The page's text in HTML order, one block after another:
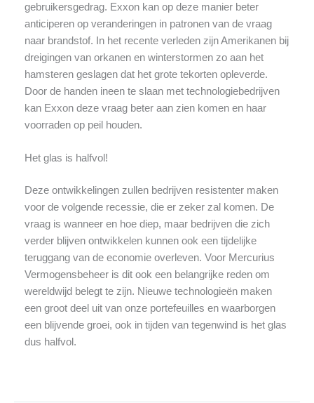
gebruikersgedrag. Exxon kan op deze manier beter
anticiperen op veranderingen in patronen van de vraag
naar brandstof. In het recente verleden zijn Amerikanen bij
dreigingen van orkanen en winterstormen zo aan het
hamsteren geslagen dat het grote tekorten opleverde.
Door de handen ineen te slaan met technologiebedrijven
kan Exxon deze vraag beter aan zien komen en haar
voorraden op peil houden.
Het glas is halfvol!
Deze ontwikkelingen zullen bedrijven resistenter maken
voor de volgende recessie, die er zeker zal komen. De
vraag is wanneer en hoe diep, maar bedrijven die zich
verder blijven ontwikkelen kunnen ook een tijdelijke
teruggang van de economie overleven. Voor Mercurius
Vermogensbeheer is dit ook een belangrijke reden om
wereldwijd belegt te zijn. Nieuwe technologieën maken
een groot deel uit van onze portefeuilles en waarborgen
een blijvende groei, ook in tijden van tegenwind is het glas
dus halfvol.